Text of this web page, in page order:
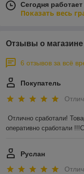
Сегодня
Показать весь
Отзывы о магазине
6 отзывов за всё
Покупатель
Отлично сработали!
оперативно сработали
Руслан